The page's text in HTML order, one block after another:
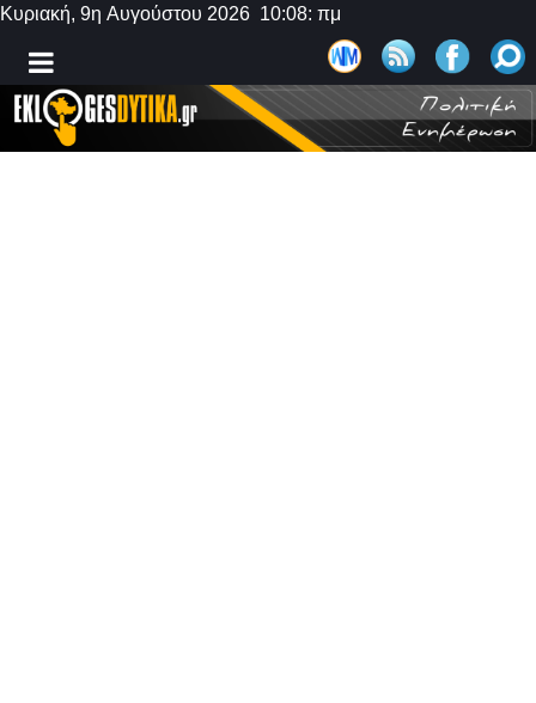
Κυριακή, 9η Αυγούστου 2026 10:08: πμ